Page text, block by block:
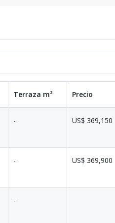
Terraza m² Precio
- US$ 369,150
- US$ 369,900
-